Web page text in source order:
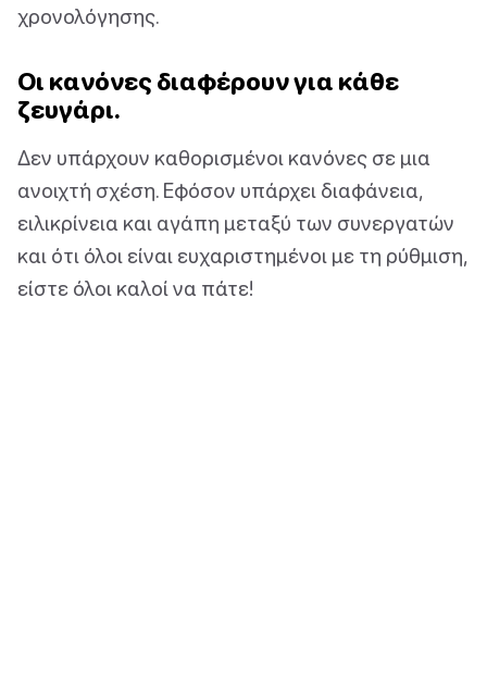
χρονολόγησης.
Οι κανόνες διαφέρουν για κάθε
ζευγάρι.
Δεν υπάρχουν καθορισμένοι κανόνες σε μια
ανοιχτή σχέση. Εφόσον υπάρχει διαφάνεια,
ειλικρίνεια και αγάπη μεταξύ των συνεργατών
και ότι όλοι είναι ευχαριστημένοι με τη ρύθμιση,
είστε όλοι καλοί να πάτε!